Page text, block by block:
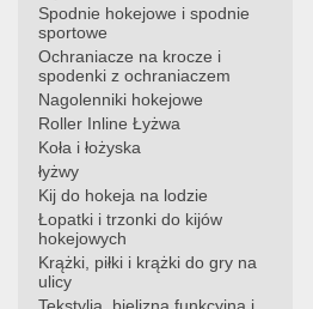
Spodnie hokejowe i spodnie
sportowe
Ochraniacze na krocze i
spodenki z ochraniaczem
Nagolenniki hokejowe
Roller Inline Łyżwa
Koła i łożyska
łyżwy
Kij do hokeja na lodzie
Łopatki i trzonki do kijów
hokejowych
Krążki, piłki i krążki do gry na
ulicy